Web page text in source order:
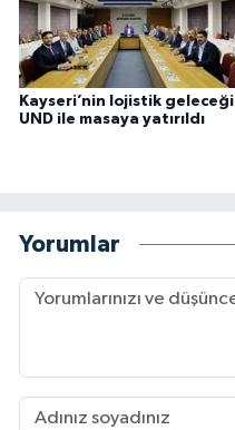
Kayseri’nin lojistik geleceği
UND ile masaya yatırıldı
Yorumlar